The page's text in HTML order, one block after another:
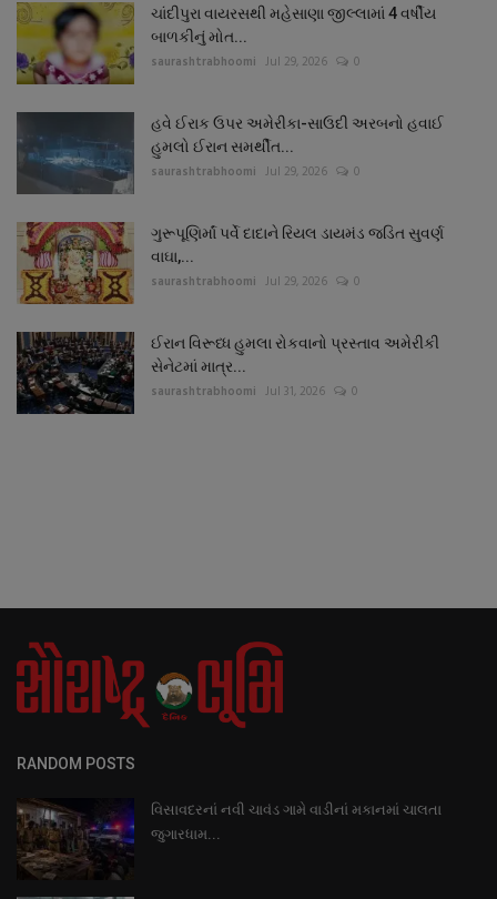
ચાંદીપુરા વાયરસથી મહેસાણા જીલ્લામાં 4 વર્ષીય
બાળકીનું મોત...
saurashtrabhoomi Jul 29, 2026 0
હવે ઈરાક ઉપર અમેરીકા-સાઉદી અરબનો હવાઈ
હુમલો ઈરાન સમર્થીત...
saurashtrabhoomi Jul 29, 2026 0
ગુરૂપૂણિર્માં પર્વે દાદાને રિયલ ડાયમંડ જડિત સુવર્ણ
વાઘા,...
saurashtrabhoomi Jul 29, 2026 0
ઈરાન વિરૂધ્ધ હુમલા રોકવાનો પ્રસ્તાવ અમેરીકી
સેનેટમાં માત્ર...
saurashtrabhoomi Jul 31, 2026 0
RANDOM POSTS
વિસાવદરનાં નવી ચાવંડ ગામે વાડીનાં મકાનમાં ચાલતા
જુગારધામ...